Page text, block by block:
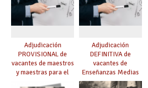
Adjudicación
PROVISIONAL de
vacantes de maestros
y maestras para el
curso 26-27
Adjudicación
DEFINITIVA de
vacantes de
Enseñanzas Medias
para el curso 26-27